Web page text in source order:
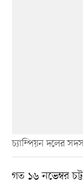
চ্যাম্পিয়ন দলের
গত ১৬ নভেম্বর